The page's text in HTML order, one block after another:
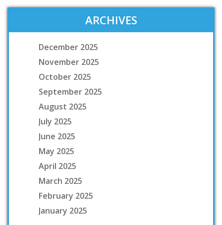
ARCHIVES
December 2025
November 2025
October 2025
September 2025
August 2025
July 2025
June 2025
May 2025
April 2025
March 2025
February 2025
January 2025